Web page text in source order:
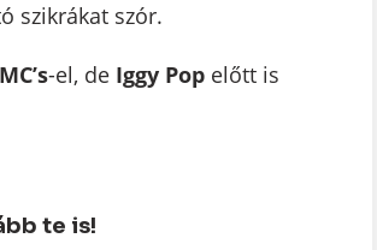
szikrákat szór.
-el, de Iggy Popelőtt is
te is!